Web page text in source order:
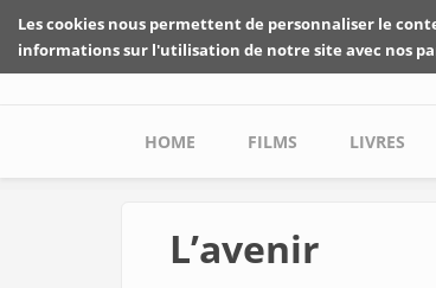
Skip to main content
Main menu
HOME FILMS LIVRES
L’avenir
Les cookies nous permettent de personnaliser le
informations sur l'utilisation de notre site avec nos